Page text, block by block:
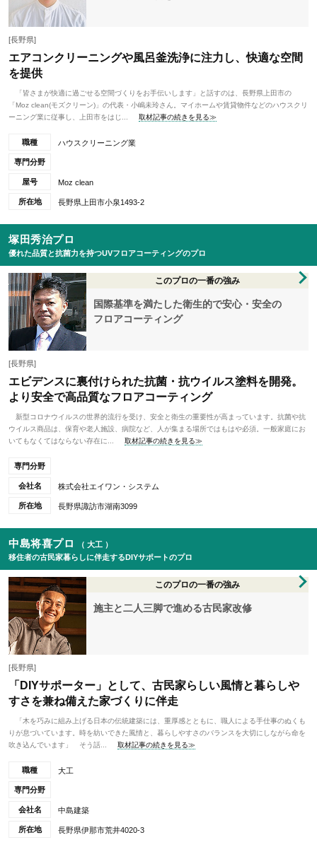
[長野県]
エアコンクリーニングや風呂釜洗浄に注力し、快適な空間
を提供
「皆さまが快適に過ごせる空間づくりをお手伝いします」と話すのは、長野県上田市の
「Moz clean(モズクリーン)」の代表・小嶋未玲さん。マイホームや賃貸物件などのハウスクリ
ーニング業に従事し、上田市をはじ...
取材記事の続きを見る≫
職種 ハウスクリーニング業
専門分野
屋号 Moz clean
所在地 長野県上田市小泉1493-2
塚田秀治プロ
優れた品質と抗菌力を持つUVフロアコーティングのプロ
このプロの一番の強み
国際基準を満たした衛生的で安心・安全の
フロアコーティング
[長野県]
エビデンスに裏付けられた抗菌・抗ウイルス塗料を開発。
より安全で高品質なフロアコーティング
新型コロナウイルスの世界的流行を受け、安全と衛生の重要性が高まっています。抗菌や抗
ウイルス商品は、保育や老人施設、病院など、人が集まる場所ではもはや必須。一般家庭にお
いてもなくてはならない存在に...
取材記事の続きを見る≫
専門分野
会社名 株式会社エイワン・システム
所在地 長野県諏訪市湖南3099
中島将喜プロ
（ 大工 ）
移住者の古民家暮らしに伴走するDIYサポートのプロ
このプロの一番の強み
施主と二人三脚で進める古民家改修
[長野県]
「DIYサポーター」として、古民家らしい風情と暮らしや
すさを兼ね備えた家づくりに伴走
「木を巧みに組み上げる日本の伝統建築には、重厚感とともに、職人による手仕事のぬくも
りが息づいています。時を紡いできた風情と、暮らしやすさのバランスを大切にしながら命を
吹き込んでいます」 そう話...
取材記事の続きを見る≫
職種 大工
専門分野
会社名 中島建築
所在地 長野県伊那市荒井4020-3